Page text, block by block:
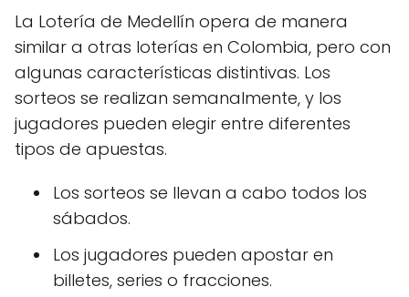
La Lotería de Medellín opera de manera
similar a otras loterías en Colombia, pero con
algunas características distintivas. Los
sorteos se realizan semanalmente, y los
jugadores pueden elegir entre diferentes
tipos de apuestas.
Los sorteos se llevan a cabo todos los
sábados.
Los jugadores pueden apostar en
billetes, series o fracciones.